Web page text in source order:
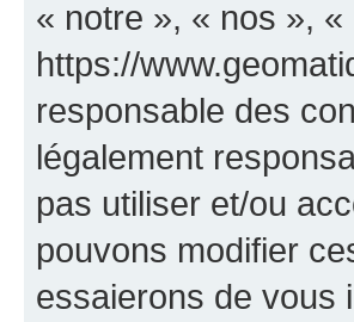
« notre », « nos »,
https://
responsable des
légalement
pas utiliser et/ou
pouvons modifier
essaierons de vous